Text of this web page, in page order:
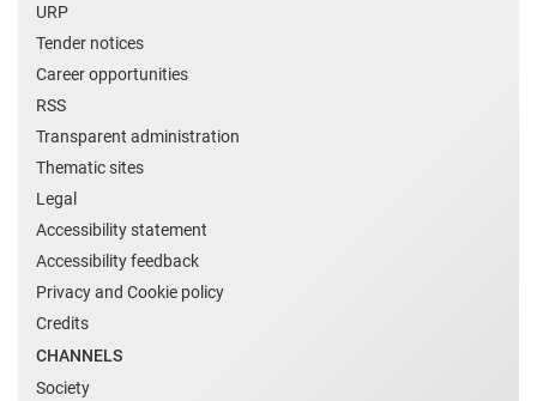
URP
Tender notices
Career opportunities
RSS
Transparent administration
Thematic sites
Legal
Accessibility statement
Accessibility feedback
Privacy and Cookie policy
Credits
CHANNELS
Society